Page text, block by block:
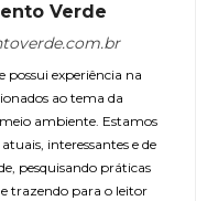
Verde
possui experiência na
ao tema da
ambiente. Estamos
interessantes e de
pesquisando práticas
trazendo para o leitor